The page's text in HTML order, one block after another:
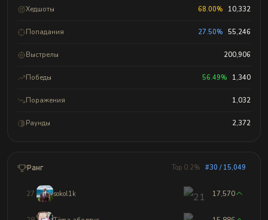
Хедшоты 68.00% 10,332
Попадания 27.50% 55,246
Выстрелы 200,906
Победы 56.49% 1,340
Поражения 1,032
Раунды 2,372
Ранг Top 0.2% #30 / 15,049
27 sokol1k 17,570